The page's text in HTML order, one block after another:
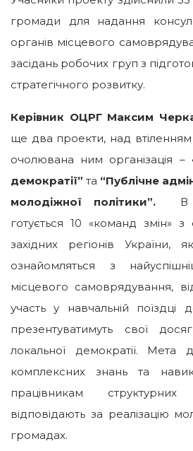
громади для надання
органів місцевого
засідань робочих груп з
стратегічного розвитку.
Керівник ОЦРГ Максим
ще два проекти, над
очолювана ним організація –
демократії” та “Публічне
молодіжної політики”.
В
готується 10 «команд змін» з
західних регіонів України,
ознайомляться з
місцевого самоврядування,
участь у навчальній
презентуватимуть свої
локальної демократії. Мета
комплексних знань та
працівникам структурних
відповідають за реалізацію
громадах.